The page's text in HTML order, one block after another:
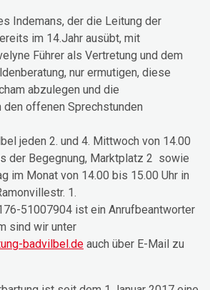
Indemans, der die Leitung der
im 14.Jahr ausübt, mit
Führer als Vertretung und dem
nur ermutigen, diese
abzulegen und die
den offenen Sprechstunden
jeden 2. und 4. Mittwoch von 14.00
der Begegnung, Marktplatz 2 sowie
im Monat von 14.00 bis 15.00 Uhr in
1.
51007904 ist ein Anrufbeantworter
sind wir unter
badvilbel.de auch über E-Mail zu